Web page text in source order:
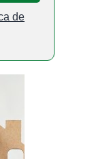
de